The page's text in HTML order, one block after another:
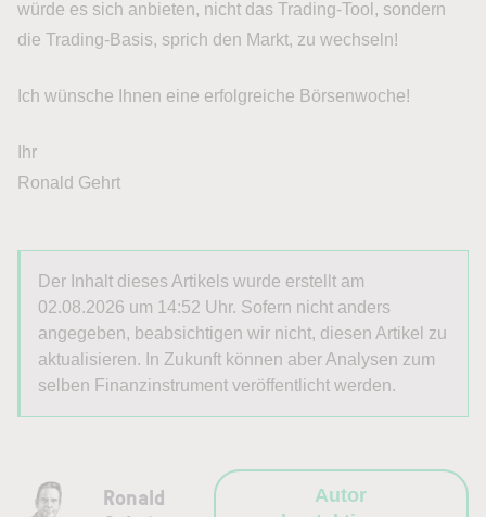
würde es sich anbieten, nicht das Trading-Tool, sondern
die Trading-Basis, sprich den Markt, zu wechseln!
Ich wünsche Ihnen eine erfolgreiche Börsenwoche!
Ihr
Ronald Gehrt
Der Inhalt dieses Artikels wurde erstellt am
02.08.2026 um 14:52 Uhr. Sofern nicht anders
angegeben, beabsichtigen wir nicht, diesen Artikel zu
aktualisieren. In Zukunft können aber Analysen zum
selben Finanzinstrument veröffentlicht werden.
Ronald
Autor